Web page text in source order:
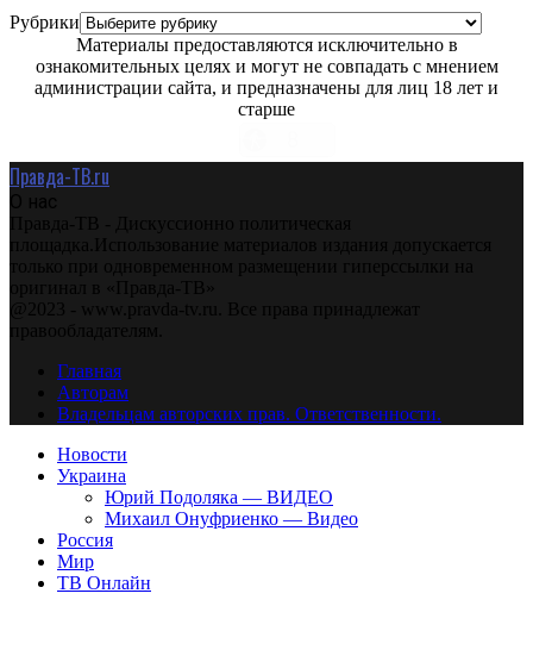
Рубрики
Материалы предоставляются исключительно в
ознакомительных целях и могут не совпадать с мнением
администрации сайта, и предназначены для лиц 18 лет и
старше
Правда-ТВ.ru
О нас
Правда-ТВ - Дискуссионно политическая
площадка.Использование материалов издания допускается
только при одновременном размещении гиперссылки на
оригинал в «Правда-ТВ»
@2023 - www.pravda-tv.ru. Все права принадлежат
правообладателям.
Главная
Авторам
Владельцам авторских прав. Ответственности.
Новости
Украина
Юрий Подоляка — ВИДЕО
Михаил Онуфриенко — Видео
Россия
Мир
ТВ Онлайн